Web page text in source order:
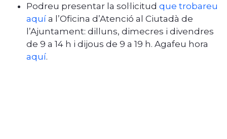
Podreu presentar la sol·licitud que trobareu
aquí a l’Oficina d’Atenció al Ciutadà de
l’Ajuntament: dilluns, dimecres i divendres
de 9 a 14 h i dijous de 9 a 19 h. Agafeu hora
aquí.